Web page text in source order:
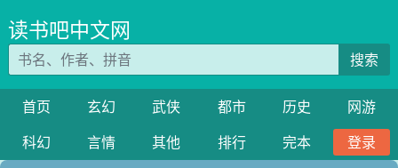
读书吧中文网
搜索
首页 玄幻 武侠 都市 历史
网游
科幻
言情 其他 排行 完本
登录